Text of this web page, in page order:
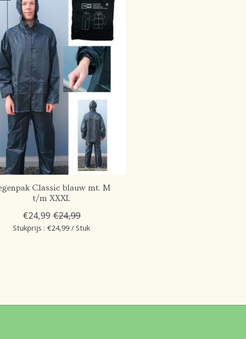
Classic blauw mt. M
t/m XXXL
€24,99 €24,99
Stukprijs : €24,99 / Stuk